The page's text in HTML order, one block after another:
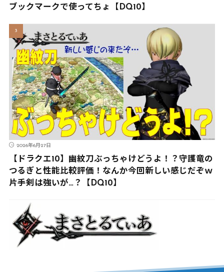
ブックマークで使ってちょ【DQ10】
2026年6月27日
【ドラクエ10】幽紋刀ぶっちゃけどうよ！？守護竜の
つるぎと性能比較評価！なんか今回新しい感じだぞｗ
片手剣は強いが…？【DQ10】